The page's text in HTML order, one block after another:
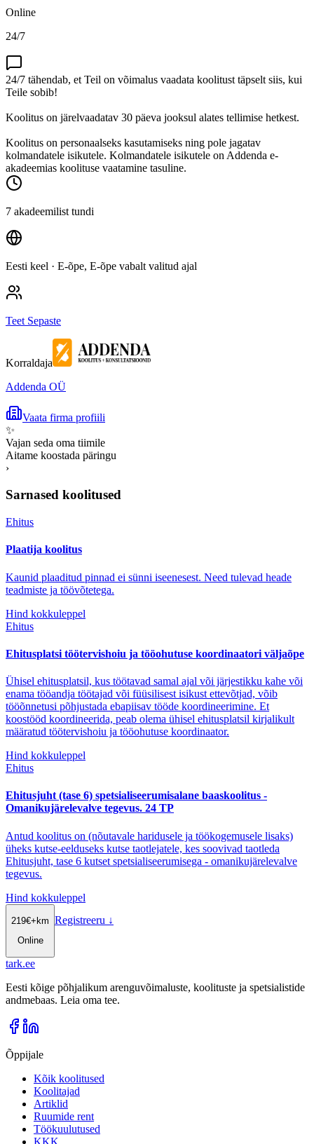
Online
24/7
24/7 tähendab, et Teil on võimalus vaadata koolitust täpselt siis, kui
Teile sobib!
Koolitus on järelvaadatav 30 päeva jooksul alates tellimise hetkest.
Koolitus on personaalseks kasutamiseks ning pole jagatav
kolmandatele isikutele. Kolmandatele isikutele on Addenda e-
akadeemias koolituse vaatamine tasuline.
7 akadeemilist tundi
Eesti keel · E-õpe, E-õpe vabalt valitud ajal
Teet Sepaste
Korraldaja
Addenda OÜ
Vaata firma profiili
✨
Vajan seda oma tiimile
Aitame koostada päringu
›
Sarnased koolitused
Ehitus
Plaatija koolitus
Kaunid plaaditud pinnad ei sünni iseenesest. Need tulevad heade
teadmiste ja töövõtetega.
Hind kokkuleppel
Ehitus
Ehitusplatsi töötervishoiu ja tööohutuse koordinaatori väljaõpe
Ühisel ehitusplatsil, kus töötavad samal ajal või järjestikku kahe või
enama tööandja töötajad või füüsilisest isikust ettevõtjad, võib
tööõnnetusi põhjustada ebapiisav tööde koordineerimine. Et
koostööd koordineerida, peab olema ühisel ehitusplatsil kirjalikult
määratud töötervishoiu ja tööohutuse koordinaator.
Hind kokkuleppel
Ehitus
Ehitusjuht (tase 6) spetsialiseerumisalane baaskoolitus -
Omanikujärelevalve tegevus. 24 TP
Antud koolitus on (nõutavale haridusele ja töökogemusele lisaks)
üheks kutse-eelduseks kutse taotlejatele, kes soovivad taotleda
Ehitusjuht, tase 6 kutset spetsialiseerumisega - omanikujärelevalve
tegevus.
Hind kokkuleppel
219€+km
Online
Registreeru ↓
tark.ee
Eesti kõige põhjalikum arenguvõimaluste, koolituste ja spetsialistide
andmebaas. Leia oma tee.
Õppijale
Kõik koolitused
Koolitajad
Artiklid
Ruumide rent
Töökuulutused
KKK